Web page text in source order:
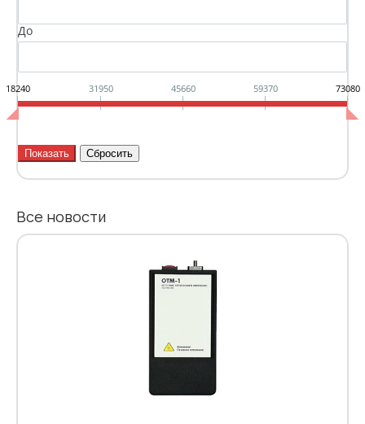
До
18240 31950 45660 59370 73080
Все новости